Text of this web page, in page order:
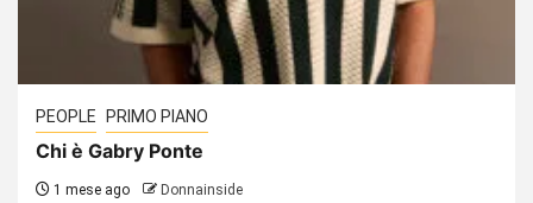
PEOPLE PRIMO PIANO
Chi è Gabry Ponte
1 mese ago Donnainside